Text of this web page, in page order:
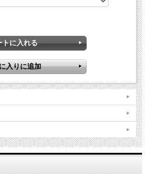
を組み合わせた数珠です。
言われております。